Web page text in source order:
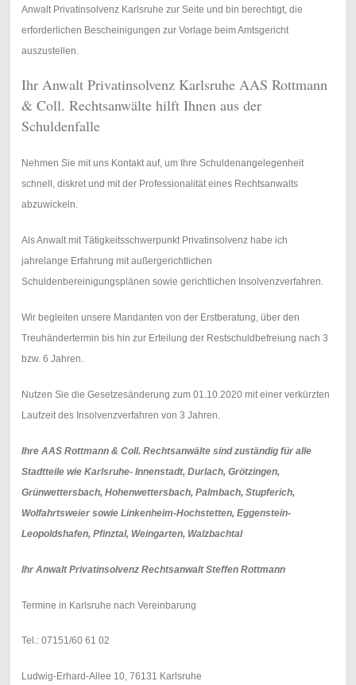
Anwalt Privatinsolvenz Karlsruhe zur Seite und bin berechtigt, die
erforderlichen Bescheinigungen zur Vorlage beim Amtsgericht
auszustellen.
Ihr Anwalt Privatinsolvenz Karlsruhe AAS Rottmann
& Coll. Rechtsanwälte hilft Ihnen aus der
Schuldenfalle
Nehmen Sie mit uns Kontakt auf, um Ihre Schuldenangelegenheit
schnell, diskret und mit der Professionalität eines Rechtsanwalts
abzuwickeln.
Als Anwalt mit Tätigkeitsschwerpunkt Privatinsolvenz habe ich
jahrelange Erfahrung mit außergerichtlichen
Schuldenbereinigungsplänen sowie gerichtlichen Insolvenzverfahren.
Wir begleiten unsere Mandanten von der Erstberatung, über den
Treuhändertermin bis hin zur Erteilung der Restschuldbefreiung nach 3
bzw. 6 Jahren.
Nutzen Sie die Gesetzesänderung zum 01.10.2020 mit einer verkürzten
Laufzeit des Insolvenzverfahren von 3 Jahren.
Ihre AAS Rottmann & Coll. Rechtsanwälte sind zuständig für alle
Stadtteile wie Karlsruhe- Innenstadt, Durlach, Grötzingen,
Grünwettersbach, Hohenwettersbach, Palmbach, Stupferich,
Wolfahrtsweier sowie Linkenheim-Hochstetten, Eggenstein-
Leopoldshafen, Pfinztal, Weingarten, Walzbachtal
Ihr Anwalt Privatinsolvenz Rechtsanwalt Steffen Rottmann
Termine in Karlsruhe nach Vereinbarung
Tel.: 07151/60 61 02
Ludwig-Erhard-Allee 10, 76131 Karlsruhe